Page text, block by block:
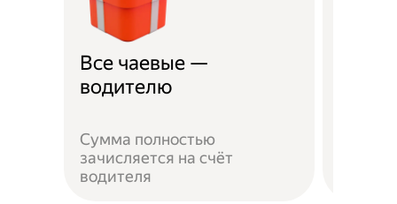
Все чаевые —
водителю
Сумма полностью
зачисляется на счёт
водителя